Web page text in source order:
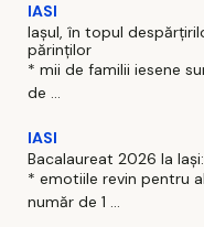
IASI
Iașul, în topul
părinților
* mii de familii iesene
de ...
IASI
Bacalaureat 2026 la
* emotiile revin pentru
număr de 1 ...